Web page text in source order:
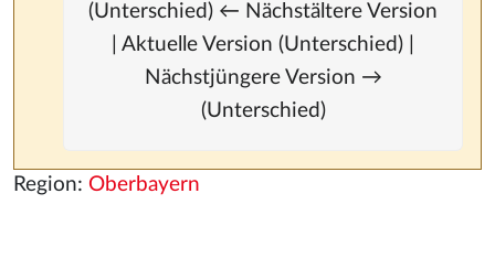
(Unterschied) ← Nächstältere Version
| Aktuelle Version (Unterschied) |
Nächstjüngere Version →
(Unterschied)
Region: Oberbayern